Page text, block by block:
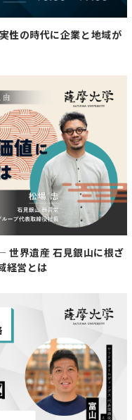
」
とても厳しい思いを
んでした。先行き不安
気持ちを切り替えて
えました。2020年も
旅館業が厳しい状況を
と考えて老朽化が進ん
ます。収入は安定しな
ではありました。ただ
と時の安らぎとして
楽しみに来てくれた町
た。コロナ禍でも足を
んも本当に自分たち
作りたい！」
！サウナシュ
も受賞
性の時代に企業と地域が
世界遺産 石見銀山に根ざ
経営とは